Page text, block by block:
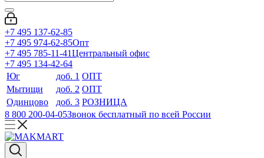
+7 495 137-62-85
+7 495 974-62-85Опт
+7 495 785-11-41Центральный офис
+7 495 134-42-64
Юг
доб. 1 ОПТ
Мытищи
доб. 2 ОПТ
Одинцово
доб. 3 РОЗНИЦА
8 800 200-04-05Звонок бесплатный по всей России